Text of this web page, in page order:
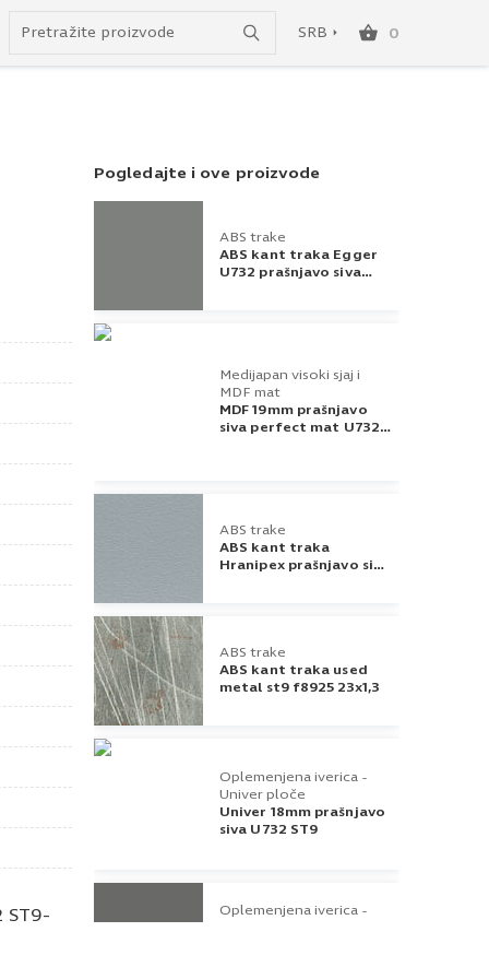
SRB 0
ST9-
Pogledajte i ove proizvode
ABS trake
ABS kant traka Egger
U732 prašnjavo siva
Medijapan visoki sjaj i
MDF mat
MDF 19mm prašnjavo
siva perfect mat U732
ABS trake
ABS kant traka
Hranipex prašnjavo siva
ABS trake
ABS kant traka used
metal st9 f8925 23x1,3
Oplemenjena iverica -
Univer ploče
Univer 18mm prašnjavo
siva U732 ST9
Oplemenjena iverica -